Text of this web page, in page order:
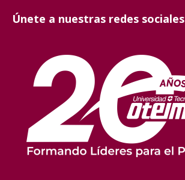
Únete a nuestras redes sociales